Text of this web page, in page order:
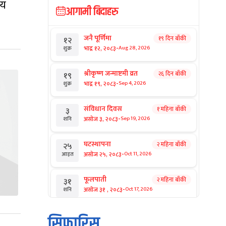
आगामी बिदाहरु
१२
शुक्र
जनै पूर्णिमा
भाद्र १२, २०८३-Aug 28, 2026
१९ दिन बाँकी
१९
शुक्र
श्रीकृष्ण जन्माष्टमी व्रत
भाद्र १९, २०८३-Sep 4, 2026
२६ दिन बाँकी
३
शनि
संविधान दिवस
असोज ३, २०८३-Sep 19, 2026
१ महिना बाँकी
२५
आइत
घटस्थापना
असोज २५, २०८३-Oct 11, 2026
२ महिना बाँकी
३१
शनि
फूलपाती
असोज ३१ , २०८३-Oct 17, 2026
२ महिना बाँकी
१ कार्तिक सङ्क्रान्ति